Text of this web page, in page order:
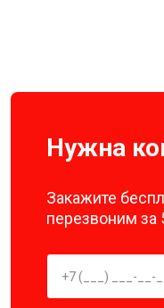
Нужна
Закажите
перезвоним за